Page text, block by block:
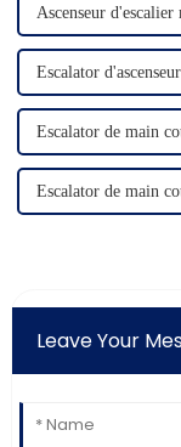
Ascenseur d'escalier
Escalator
Escalator de main
Escalator de main
Leave Your